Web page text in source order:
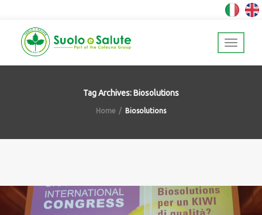
Tag Archives: Biosolutions
Home Biosolutions